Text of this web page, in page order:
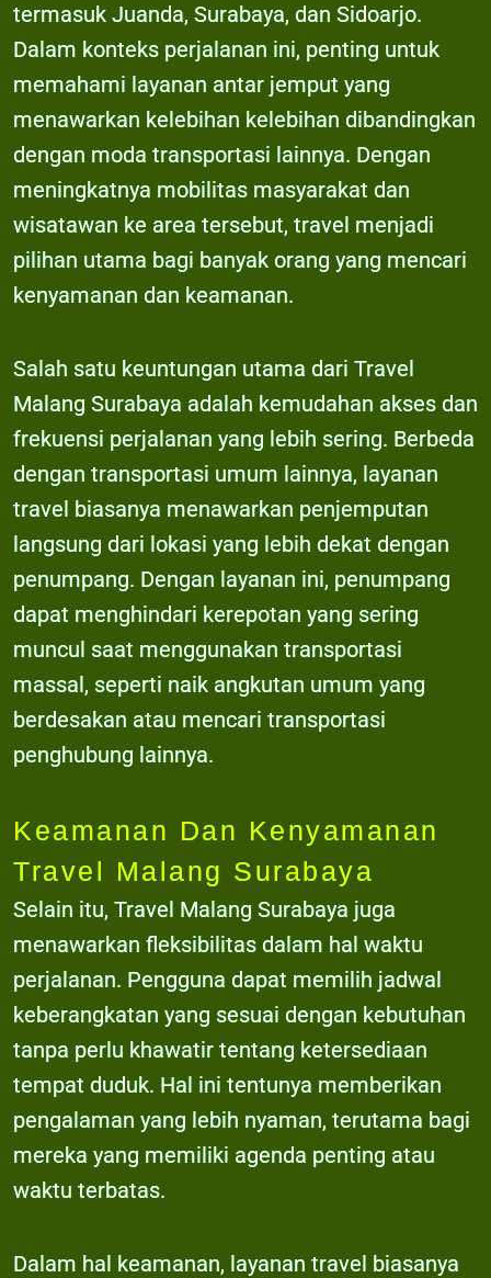
termasuk Juanda, Surabaya, dan Sidoarjo.
Dalam konteks perjalanan ini, penting untuk
memahami layanan antar jemput yang
menawarkan kelebihan kelebihan dibandingkan
dengan moda transportasi lainnya. Dengan
meningkatnya mobilitas masyarakat dan
wisatawan ke area tersebut, travel menjadi
pilihan utama bagi banyak orang yang mencari
kenyamanan dan keamanan.
Salah satu keuntungan utama dari Travel
Malang Surabaya adalah kemudahan akses dan
frekuensi perjalanan yang lebih sering. Berbeda
dengan transportasi umum lainnya, layanan
travel biasanya menawarkan penjemputan
langsung dari lokasi yang lebih dekat dengan
penumpang. Dengan layanan ini, penumpang
dapat menghindari kerepotan yang sering
muncul saat menggunakan transportasi
massal, seperti naik angkutan umum yang
berdesakan atau mencari transportasi
penghubung lainnya.
Keamanan Dan Kenyamanan
Travel Malang Surabaya
Selain itu, Travel Malang Surabaya juga
menawarkan fleksibilitas dalam hal waktu
perjalanan. Pengguna dapat memilih jadwal
keberangkatan yang sesuai dengan kebutuhan
tanpa perlu khawatir tentang ketersediaan
tempat duduk. Hal ini tentunya memberikan
pengalaman yang lebih nyaman, terutama bagi
mereka yang memiliki agenda penting atau
waktu terbatas.
Dalam hal keamanan, layanan travel biasanya